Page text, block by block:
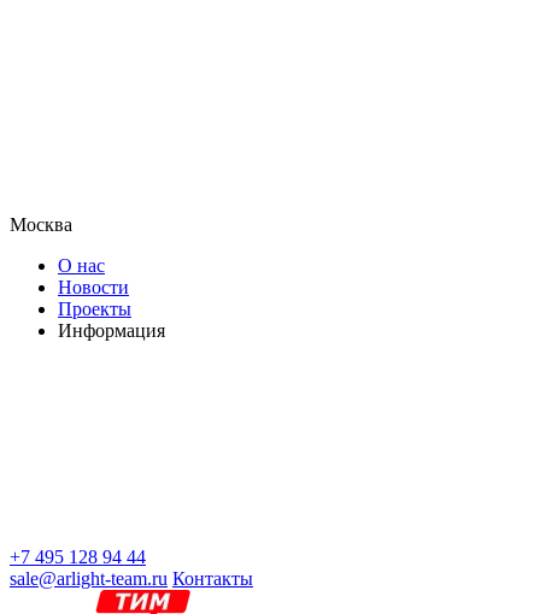
Москва
О нас
Новости
Проекты
Информация
+7 495 128 94 44
sale@arlight-team.ru Контакты